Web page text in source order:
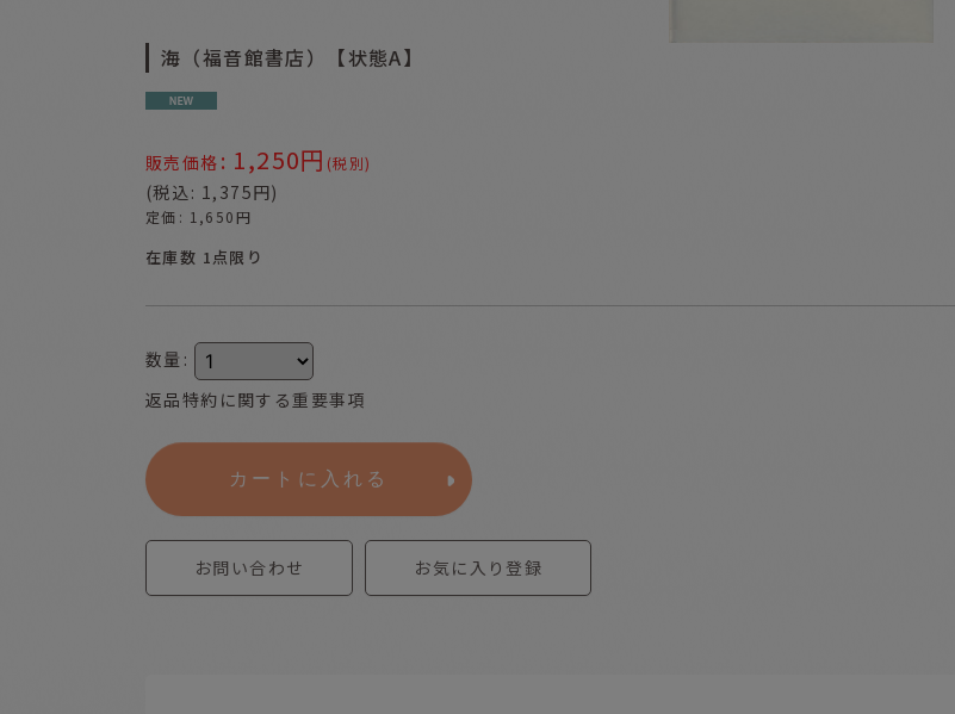
海（福音館書店）【状態A】
販売価格 : 1,250円 (税別)
(税込: 1,375円)
定価 : 1,650円
在庫数 1点限り
数量 :
返品特約に関する重要事項
カートに入れる
お問い合わせ お気に入り登録